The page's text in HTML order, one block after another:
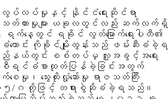
ပ်လပ်မှုနှင့် နိုင်ငံရေးဆိုင်ရာ
ားမှုများ ယခုလတွင်လည်း ဆက်လက်ရှိ
နေ့တွင် ရခိုင် လွတ်မြောက်ရေးပါတီ၏
န်ခံဟောင်း ကိုခိုင်မျိုးထွန်းသည် ဖမ်းဆီးခံခဲ့ရ
နယ်တွင်း စစ်တပ်မှ လူ့အခွင့်အရေး
းကို အစီရင်ခံစာထုတ်ပြန်ခဲ့ခြင်းအတွက်
ေမှု၊ သွေးထိုးလှုံ့ဆော်မှု ရာဇသတ်ကြီး
ဂ တို့ဖြင့် တရားစွဲဆိုခံခဲ့ရသည်။